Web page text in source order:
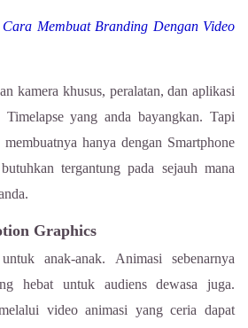
Membuat Branding Dengan Video
kamera khusus, peralatan, dan aplikasi
yang anda bayangkan. Tapi
hanya dengan Smartphone
tergantung pada sejauh mana
Graphics
anak-anak. Animasi sebenarnya
hebat untuk audiens dewasa juga.
video animasi yang ceria dapat